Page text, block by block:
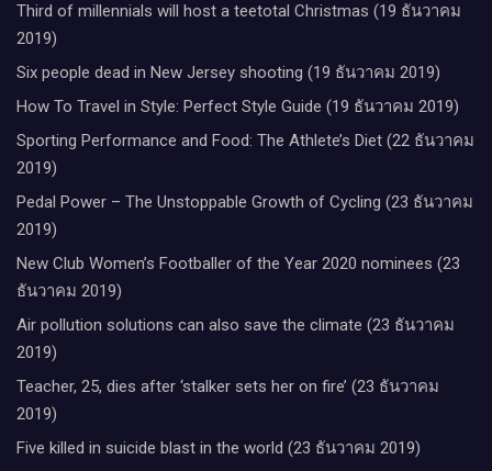
Third of millennials will host a teetotal Christmas (19 ธันวาคม
2019)
Six people dead in New Jersey shooting (19 ธันวาคม 2019)
How To Travel in Style: Perfect Style Guide (19 ธันวาคม 2019)
Sporting Performance and Food: The Athlete’s Diet (22 ธันวาคม
2019)
Pedal Power – The Unstoppable Growth of Cycling (23 ธันวาคม
2019)
New Club Women’s Footballer of the Year 2020 nominees (23
ธันวาคม 2019)
Air pollution solutions can also save the climate (23 ธันวาคม
2019)
Teacher, 25, dies after ‘stalker sets her on fire’ (23 ธันวาคม
2019)
Five killed in suicide blast in the world (23 ธันวาคม 2019)